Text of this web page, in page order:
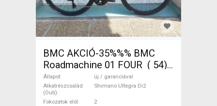
BMC AKCIÓ-35%%% BMC
Roadmachine 01 FOUR ( 54)
Országúti, Triatlon Shimano
Ultegra Di2 tárcsafék új /
garanciával ELADÓ
Állapot
új / garanciával
Alkatrészcsalád
(Outi)
Shimano Ultegra Di2
Fokozatok elöl
2